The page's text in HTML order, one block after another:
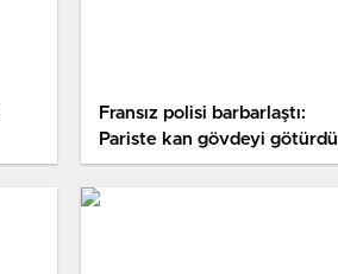
Fransız polisi barbarlaştı:
Pariste kan gövdeyi götürdü